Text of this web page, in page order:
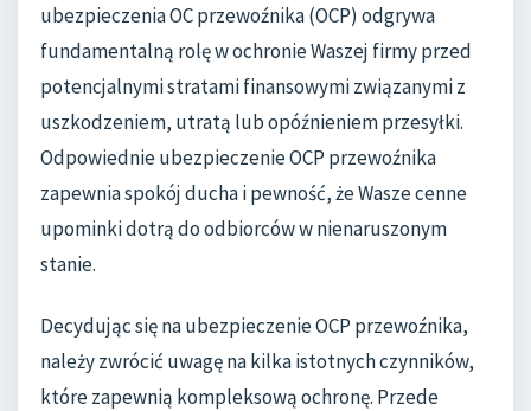
ubezpieczenia OC przewoźnika (OCP) odgrywa
fundamentalną rolę w ochronie Waszej firmy przed
potencjalnymi stratami finansowymi związanymi z
uszkodzeniem, utratą lub opóźnieniem przesyłki.
Odpowiednie ubezpieczenie OCP przewoźnika
zapewnia spokój ducha i pewność, że Wasze cenne
upominki dotrą do odbiorców w nienaruszonym
stanie.
Decydując się na ubezpieczenie OCP przewoźnika,
należy zwrócić uwagę na kilka istotnych czynników,
które zapewnią kompleksową ochronę. Przede